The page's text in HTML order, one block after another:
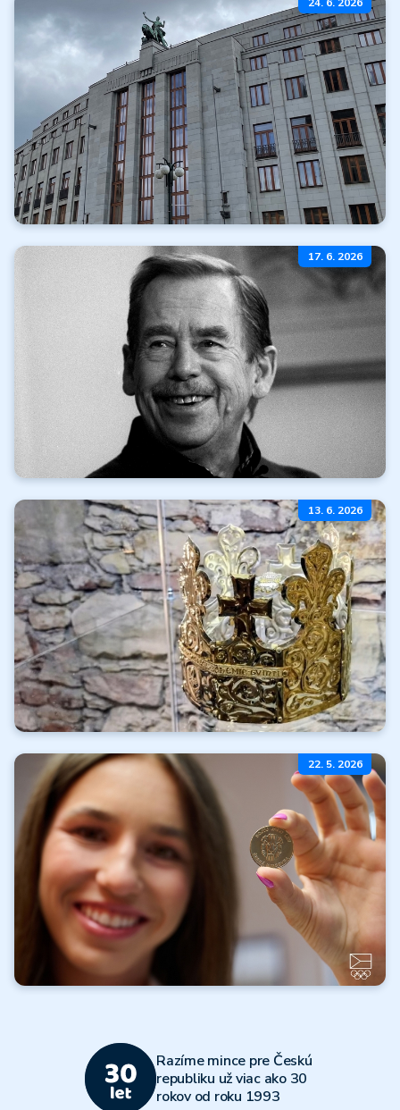
k nákupu
Čítať ďalej
Všetky články
Omeškanie realizácie
emisného plánu ČNB
Všetky články
17. 6. 2026
Mierime na karlovarský
filmový festival
Čítať ďalej
Všetky články
13. 6. 2026
Koruny moci
a neba
Čítať ďalej
Všetky články
22. 5. 2026
viacboj 2026
Čítať ďalej
Všetky články
Razíme mince pre Českú
republiku už viac ako 30
rokov od roku 1993